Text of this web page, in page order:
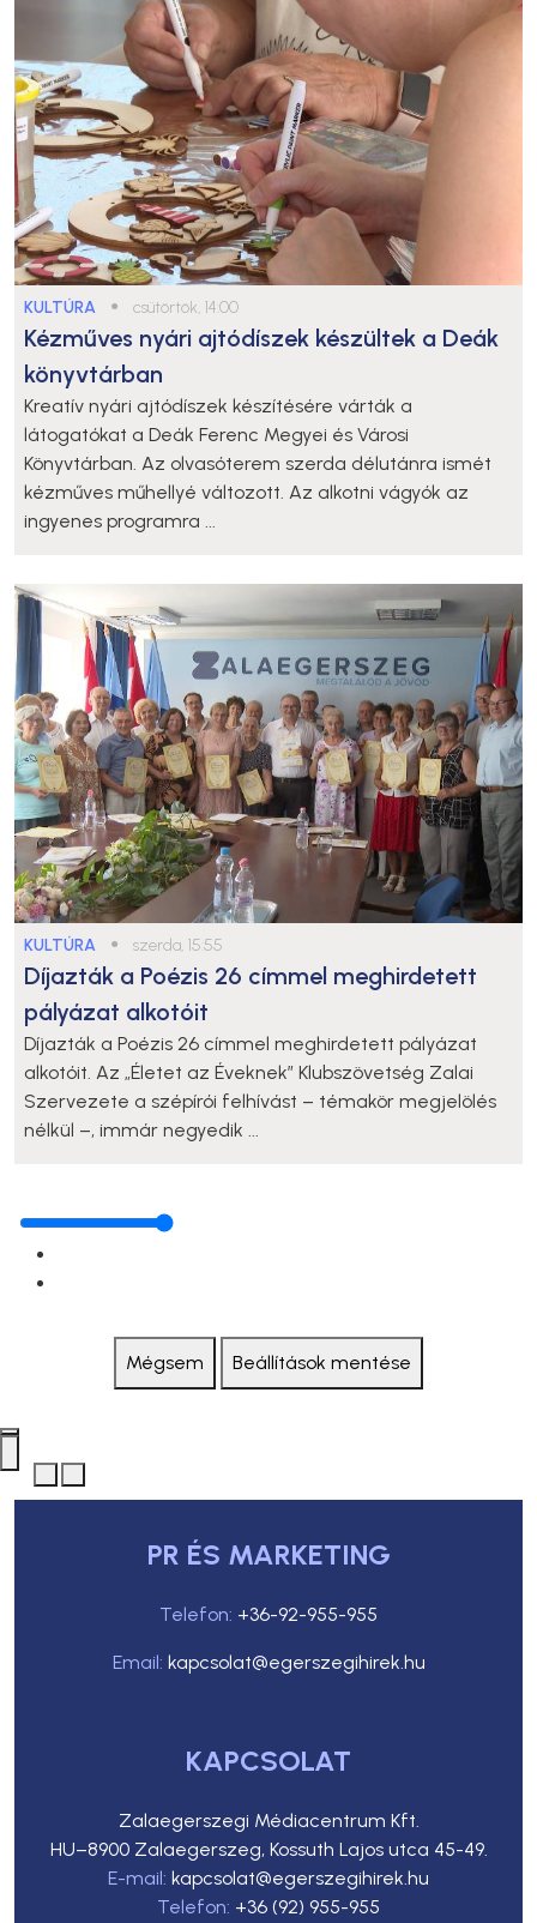
KULTÚRA ● csütörtök, 14:00
Kézműves nyári ajtódíszek készültek a Deák
könyvtárban
Kreatív nyári ajtódíszek készítésére várták a
látogatókat a Deák Ferenc Megyei és Városi
Könyvtárban. Az olvasóterem szerda délutánra ismét
kézműves műhellyé változott. Az alkotni vágyók az
ingyenes programra ...
KULTÚRA ● szerda, 15:55
Díjazták a Poézis 26 címmel meghirdetett
pályázat alkotóit
Díjazták a Poézis 26 címmel meghirdetett pályázat
alkotóit. Az „Életet az Éveknek” Klubszövetség Zalai
Szervezete a szépírói felhívást – témakör megjelölés
nélkül –, immár negyedik ...
Mégsem Beállítások mentése
PR ÉS MARKETING
Telefon: +36-92-955-955
Email: kapcsolat@egerszegihirek.hu
KAPCSOLAT
Zalaegerszegi Médiacentrum Kft.
HU–8900 Zalaegerszeg, Kossuth Lajos utca 45-49.
E-mail: kapcsolat@egerszegihirek.hu
Telefon: +36 (92) 955-955